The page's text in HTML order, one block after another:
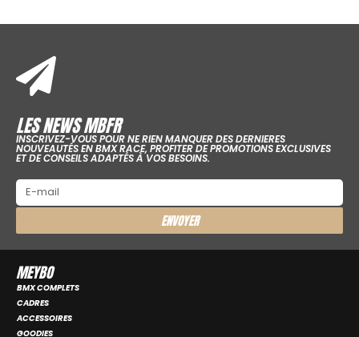
LES NEWS MBFR
INSCRIVEZ-VOUS POUR NE RIEN MANQUER DES DERNIERES
NOUVEAUTÉS EN BMX RACE, PROFITER DE PROMOTIONS EXCLUSIVES
ET DE CONSEILS ADAPTÉS À VOS BESOINS.
ENVOYER
MEYBO
BMX COMPLETS
CADRES
ACCESSOIRES
GOODIES